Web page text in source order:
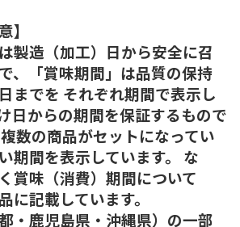
】
製造（加工）日から安全に召
、「賞味期間」は品質の保持
までを それぞれ期間で表示し
日からの期間を保証するもので
数の商品がセットになってい
期間を表示しています。 な
賞味（消費）期間について
に記載しています。
・鹿児島県・沖縄県）の一部